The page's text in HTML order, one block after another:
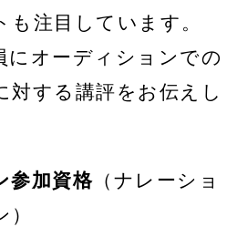
注目しています。
にオーディションでの
対する講評をお伝えし
参加資格 （ナレーショ